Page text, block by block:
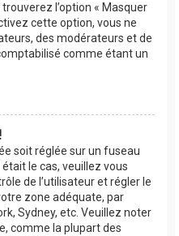
l’option « Masquer
cette option, vous ne
des modérateurs et de
comme étant un
soit réglée sur un fuseau
le cas, veuillez vous
de l’utilisateur et régler le
zone adéquate, par
Sydney, etc. Veuillez noter
comme la plupart des